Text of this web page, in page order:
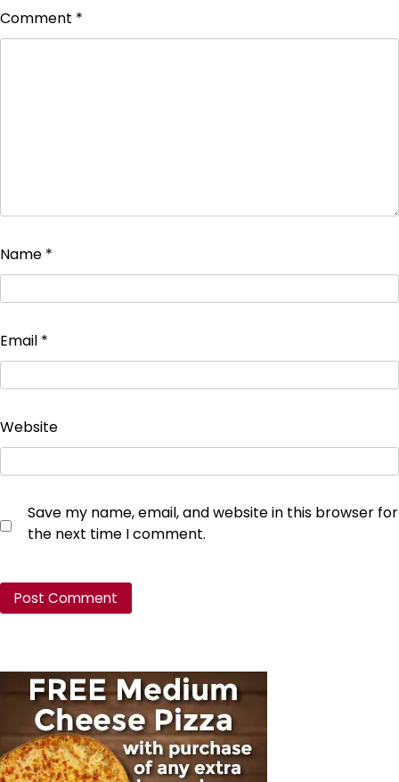
Comment *
Name *
Email *
Website
Save my name, email, and website in this browser for
the next time I comment.